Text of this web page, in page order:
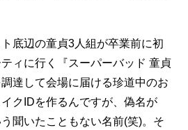
底辺の童貞3人組が卒業前に初
ィに行く『スーパーバッド 童貞
達して会場に届ける珍道中のお
クIDを作るんですが、偽名が
う聞いたこともない名前(笑)。そ